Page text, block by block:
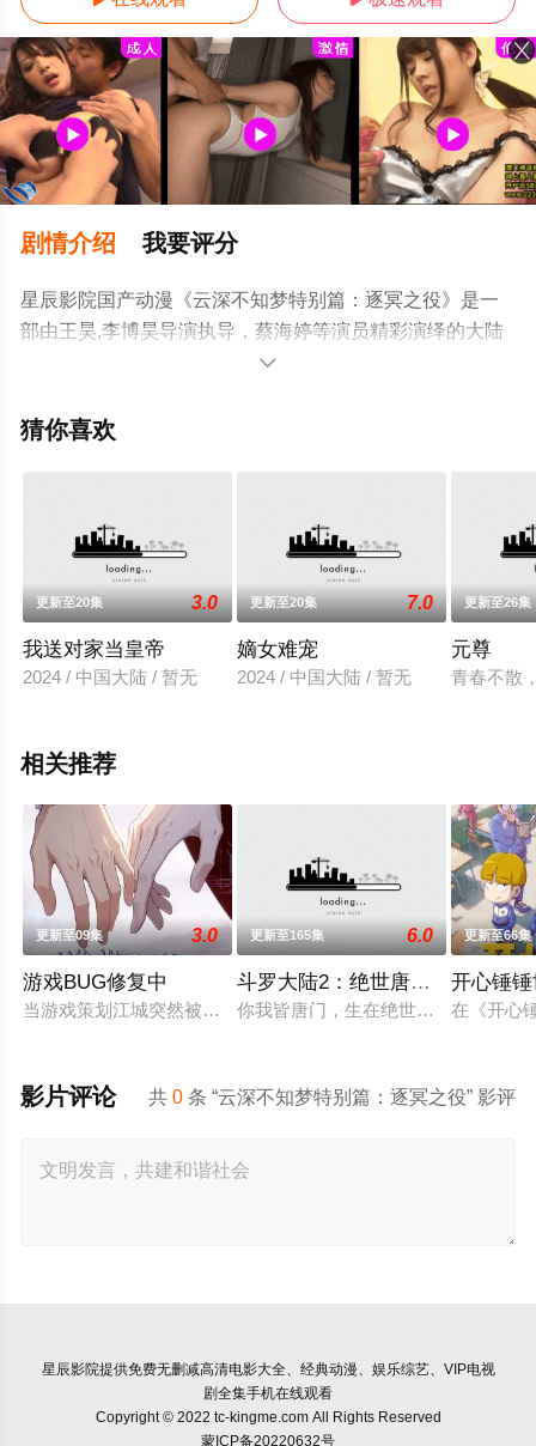
剧情介绍 我要评分
星辰影院国产动漫《云深不知梦特别篇：逐冥之役》是一
部由王昊,李博昊导演执导，蔡海婷等演员精彩演绎的大陆
动漫，大结局剧情已揭晓（1-6全集），手机免费观看高清
移步至豆瓣动漫、电视猫或剧情网等平台了解。

猜你喜欢
更新至20集 3.0
我送对家当皇帝
2024 / 中国大陆 / 暂无
更新至20集 7.0
嫡女难宠
2024 / 中国大陆 / 暂无
更新至26集
元尊
青春不散
相关推荐
更新至09集 3.0
游戏BUG修复中
当游戏策划江城突然被拉进自己精心打造的数字世界时，他原
更新至165集 6.0
斗罗大陆2：绝世唐门2023
你我皆唐门，生在绝世中——腾讯视
更新至66集
开心锤
在《开心
共0 条 “云深不知梦特别篇：逐冥之役” 影评
影片评论
星辰影院提供免费无删减高清电影大全、经典动漫、娱乐综艺、VIP电视
剧全集手机在线观看
Copyright © 2022 tc-kingme.com All Rights Reserved
蒙ICP备20220632号